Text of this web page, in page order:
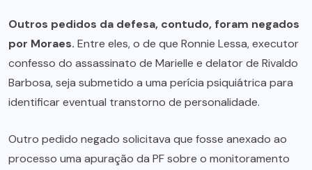
Outros pedidos da defesa, contudo, foram negados
por Moraes. Entre eles, o de que Ronnie Lessa, executor
confesso do assassinato de Marielle e delator de Rivaldo
Barbosa, seja submetido a uma perícia psiquiátrica para
identificar eventual transtorno de personalidade.
Outro pedido negado solicitava que fosse anexado ao
processo uma apuração da PF sobre o monitoramento